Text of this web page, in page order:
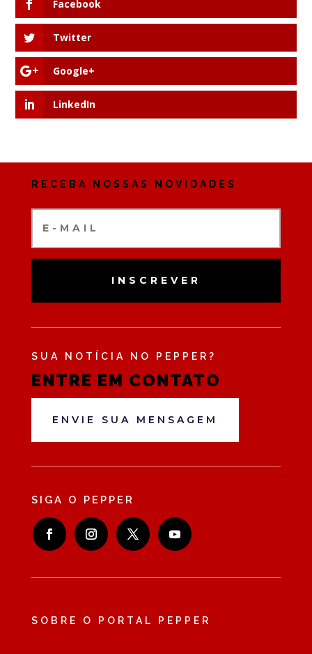
Facebook
Twitter
Google+
LinkedIn
RECEBA NOSSAS NOVIDADES
INSCREVER
SUA NOTÍCIA NO PEPPER?
ENTRE EM CONTATO
ENVIE SUA MENSAGEM
SIGA O PEPPER
SOBRE O PORTAL PEPPER